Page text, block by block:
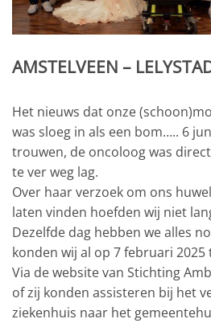
AMSTELVEEN –
Het nieuws dat onze
was sloeg in als een bom….. 6
trouwen, de oncoloog was
te ver weg lag.
Over haar verzoek om ons
laten vinden hoefden wij niet
Dezelfde dag hebben we alles
konden wij al op 7 februari 2025
Via de website van Stichting
of zij konden assisteren bij het
ziekenhuis naar het